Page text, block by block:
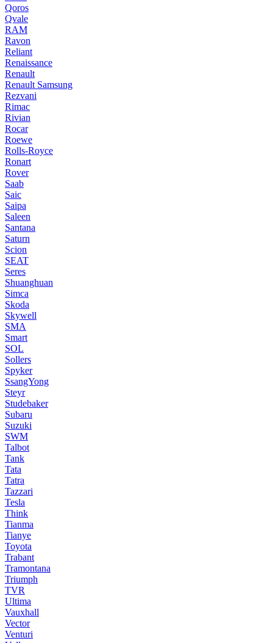
Qoros
Qvale
RAM
Ravon
Reliant
Renaissance
Renault
Renault Samsung
Rezvani
Rimac
Rivian
Rocar
Roewe
Rolls-Royce
Ronart
Rover
Saab
Saic
Saipa
Saleen
Santana
Saturn
Scion
SEAT
Seres
Shuanghuan
Simca
Skoda
Skywell
SMA
Smart
SOL
Sollers
Spyker
SsangYong
Steyr
Studebaker
Subaru
Suzuki
SWM
Talbot
Tank
Tata
Tatra
Tazzari
Tesla
Think
Tianma
Tianye
Toyota
Trabant
Tramontana
Triumph
TVR
Ultima
Vauxhall
Vector
Venturi